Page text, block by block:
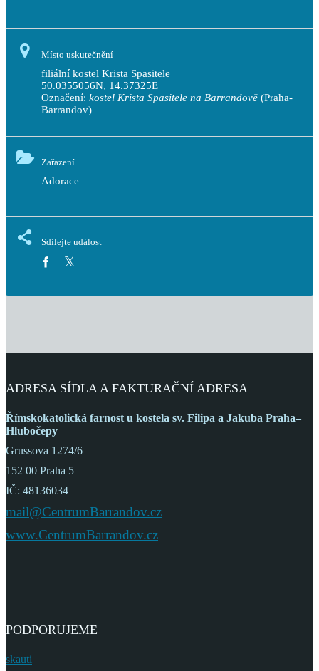
Místo uskutečnění
filiální kostel Krista Spasitele
50.0355056N, 14.37325E
Označení: kostel Krista Spasitele na Barrandově (Praha-
Barrandov)
Zařazení
Adorace
Sdílejte událost
ADRESA SÍDLA A FAKTURAČNÍ ADRESA
Římskokatolická farnost u kostela sv. Filipa a Jakuba Praha–
Hlubočepy
Grussova 1274/6
152 00 Praha 5
IČ: 48136034
mail@CentrumBarrandov.cz
www.CentrumBarrandov.cz
PODPORUJEME
skauti